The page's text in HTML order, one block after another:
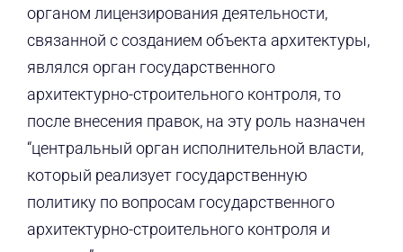
органом лицензирования деятельности,
связанной с созданием объекта архитектуры,
являлся орган государственного
архитектурно-строительного контроля, то
после внесения правок, на эту роль назначен
“центральный орган исполнительной власти,
который реализует государственную
политику по вопросам государственного
архитектурно-строительного контроля и